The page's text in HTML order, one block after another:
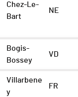
Chez-Le-
Bart
NE
Bogis-
Bossey
VD
Villarbene
y
FR